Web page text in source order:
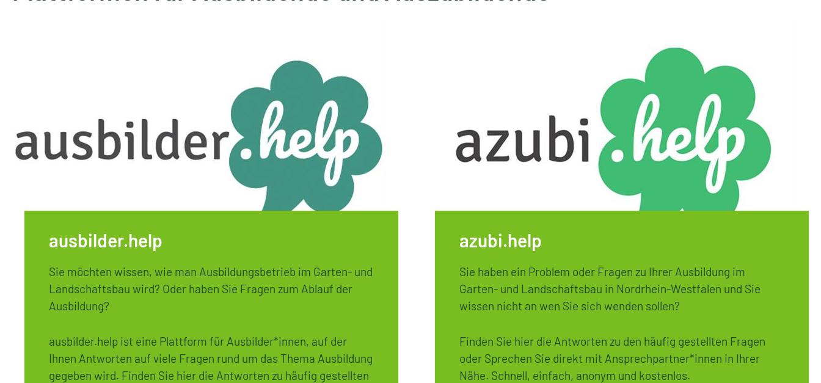
ausbilder.help
Sie möchten wissen, wie man Ausbildungsbetrieb im Garten- und
Landschaftsbau wird? Oder haben Sie Fragen zum Ablauf der
Ausbildung?
ausbilder.help ist eine Plattform für Ausbilder*innen, auf der
Ihnen Antworten auf viele Fragen rund um das Thema Ausbildung
gegeben wird. Finden Sie hier die Antworten zu häufig gestellten
azubi.help
Sie haben ein Problem oder Fragen zu Ihrer Ausbildung im
Garten- und Landschaftsbau in Nordrhein-Westfalen und Sie
wissen nicht an wen Sie sich wenden sollen?
Finden Sie hier die Antworten zu den häufig gestellten Fragen
oder Sprechen Sie direkt mit Ansprechpartner*innen in Ihrer
Nähe. Schnell, einfach, anonym und kostenlos.